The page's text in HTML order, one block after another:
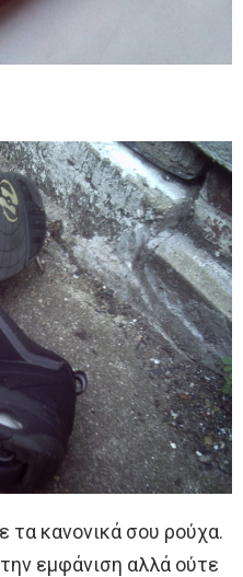
τα κανονικά σου ρούχα.
εμφάνιση αλλά ούτε